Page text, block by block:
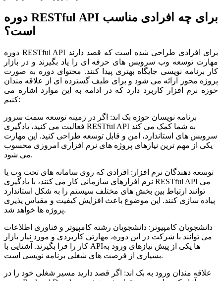
دوره RESTful API برای چه افرادی مناسب
است؟
دوره RESTful API برای افرادی طراحی شده است که قصد دارند
مهارت توسعه وب سرویس های حرفه ای را یاد بگیرند و در بازار
کار برنامه نویسی جایگاه بهتری پیدا کنند. محتوای دوره به صورت
پروژه محور ارائه می شود و برای طیف گسترده ای از علاقه مندان
حوزه نرم افزار کاربرد دارد که در ادامه به این موارد اشاره می
کنیم:
برنامه نویسان حوزه بک اند: اگر در زمینه توسعه سمت سرور
فعالیت می کنید، یادگیری RESTful API به شما کمک می کند
سرویس های استاندارد، امن و قابل توسعه طراحی کنید. این مهارت
یکی از مهم ترین نیازهای پروژه های نرم افزاری امروزی محسوب
می شود.
توسعه دهندگان نرم افزار: افرادی که روی سامانه های تحت وب یا
نرم افزارهای سازمانی کار می کنند، با یادگیری RESTful API می
توانند ارتباط بین بخش های مختلف سیستم را به شکل استاندارد
پیاده سازی کنند. این موضوع باعث افزایش کیفیت و مقیاس پذیری
پروژه ها خواهد شد.
دانشجویان کامپیوتر: دانشجویان رشته کامپیوتر و فناوری اطلاعات
می توانند با شرکت در این دوره، مهارتی کاربردی و مورد نیاز بازار
کار را فرا بگیرند. آشنایی با APIها یکی از پیش نیازهای ورود به
بسیاری از فرصت های شغلی برنامه نویسی است.
علاقه مندان ورود به بک اند: اگر قصد دارید مسیر شغلی خود را در